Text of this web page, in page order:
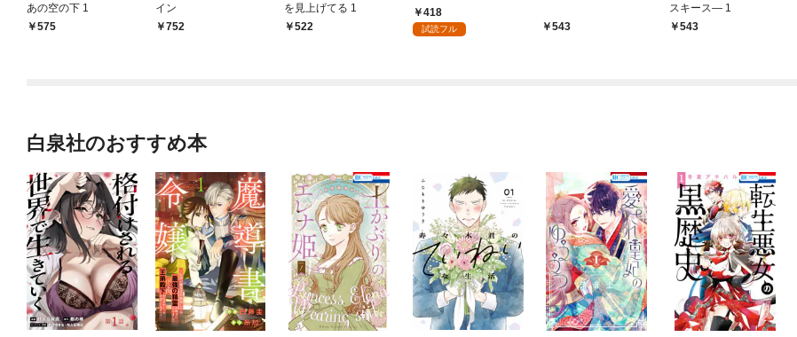
あの空の下 1
575
イン
752
を見上げてる 1
522
418
試読フル 543
スキース― 1
543
白泉社のおすすめ本